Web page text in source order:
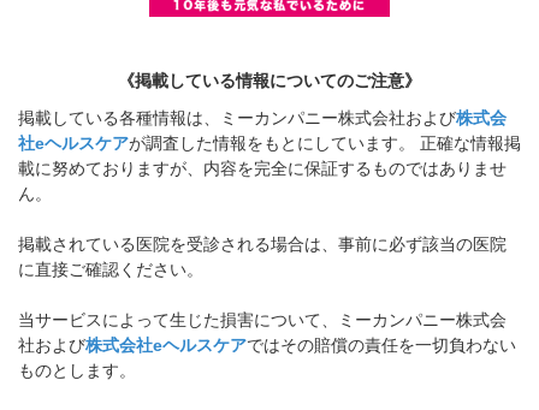
《掲載している情報についてのご注意》
掲載している各種情報は、ミーカンパニー株式会社および株式会
社eヘルスケアが調査した情報をもとにしています。 正確な情報掲
載に努めておりますが、内容を完全に保証するものではありませ
ん。
掲載されている医院を受診される場合は、事前に必ず該当の医院
に直接ご確認ください。
当サービスによって生じた損害について、ミーカンパニー株式会
社および株式会社eヘルスケアではその賠償の責任を一切負わない
ものとします。